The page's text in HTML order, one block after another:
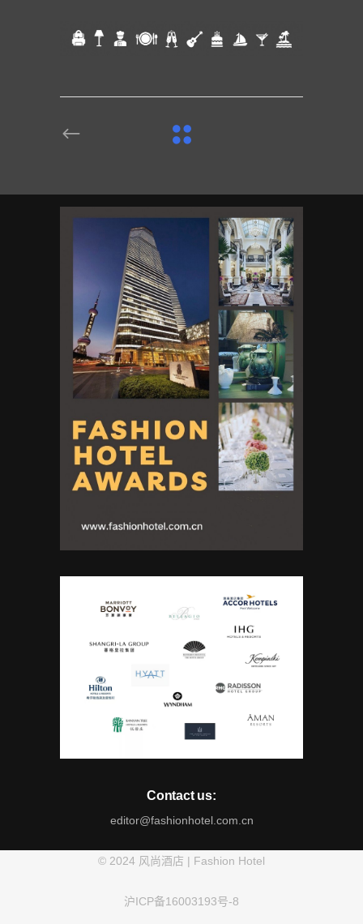
Contact us:
editor@fashionhotel.com.cn
© 2024 风尚酒店 | Fashion Hotel
沪ICP备16003193号-8